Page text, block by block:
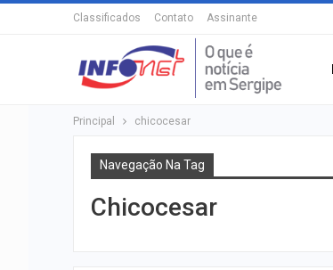
Classificados Contato Assinante
Principal chicocesar
Navegação Na Tag
Chicocesar